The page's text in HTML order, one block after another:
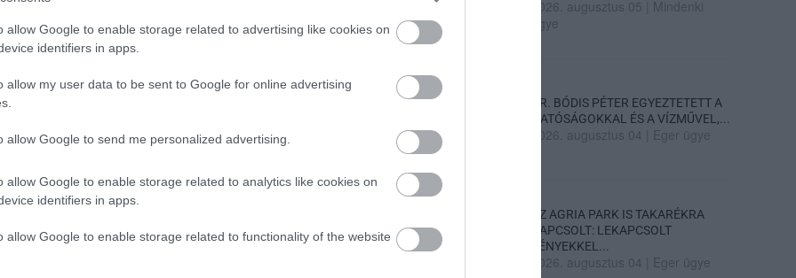
allow Google to enable storage related to advertising like cookies on
identifiers in apps.
allow my user data to be sent to Google for online advertising
allow Google to send me personalized advertising.
allow Google to enable storage related to analytics like cookies on
identifiers in apps.
allow Google to enable storage related to functionality of the website
növekedését.
állítja meg. A jogszabály ugyanakkor
a díjazásra való jogosultságukat,
hogy a Fidesz–KDNP támogat
amely megőrzi az Országgyűlés
2026. augusztus 05
Mindenki
ügye
DR. BÓDIS PÉTER EGYEZTETETT A
HATÓSÁGOKKAL ÉS A VÍZMŰVEL,...
2026. augusztus 04 Eger ügye
AZ AGRIA PARK IS TAKARÉKRA
KAPCSOLT: LEKAPCSOLT
FÉNYEKKEL...
2026. augusztus 04 Eger ügye